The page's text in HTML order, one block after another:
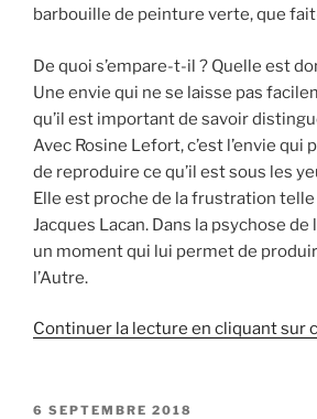
barbouille de peinture verte, que
De quoi s’empare-t-il ? Quelle est
Une envie qui ne se laisse pas
qu’il est important de savoir
Avec Rosine Lefort, c’est l’envie qui
de reproduire ce qu’il est sous les
Elle est proche de la frustration
Jacques Lacan. Dans la psychose de
un moment qui lui permet de
l’Autre.
Continuer la lecture en cliquant sur
PUBLIÉ
6 SEPTEMBRE 2018